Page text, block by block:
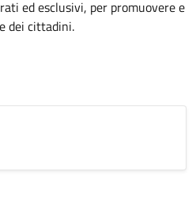
ed esclusivi, per promuovere e
dei cittadini.